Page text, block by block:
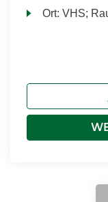
Ort:VHS;